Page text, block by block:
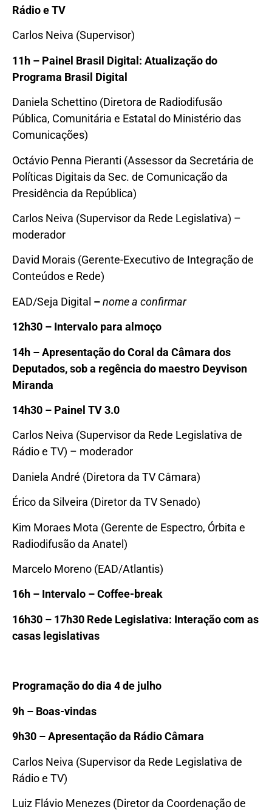
Rádio e TV
Carlos Neiva (Supervisor)
11h – Painel Brasil Digital: Atualização do
Programa Brasil Digital
Daniela Schettino (Diretora de Radiodifusão
Pública, Comunitária e Estatal do Ministério das
Comunicações)
Octávio Penna Pieranti (Assessor da Secretária de
Políticas Digitais da Sec. de Comunicação da
Presidência da República)
Carlos Neiva (Supervisor da Rede Legislativa) –
moderador
David Morais (Gerente-Executivo de Integração de
Conteúdos e Rede)
EAD/Seja Digital –nome a confirmar
12h30 – Intervalo para almoço
14h – Apresentação do Coral da Câmara dos
Deputados, sob a regência do maestro Deyvison
Miranda
14h30 – Painel TV 3.0
Carlos Neiva (Supervisor da Rede Legislativa de
Rádio e TV) – moderador
Daniela André (Diretora da TV Câmara)
Érico da Silveira (Diretor da TV Senado)
Kim Moraes Mota (Gerente de Espectro, Órbita e
Radiodifusão da Anatel)
Marcelo Moreno (EAD/Atlantis)
16h – Intervalo – Coffee-break
16h30 – 17h30 Rede Legislativa: Interação com as
casas legislativas
Programação do dia 4 de julho
9h – Boas-vindas
9h30 – Apresentação da Rádio Câmara
Carlos Neiva (Supervisor da Rede Legislativa de
Rádio e TV)
Luiz Flávio Menezes (Diretor da Coordenação de